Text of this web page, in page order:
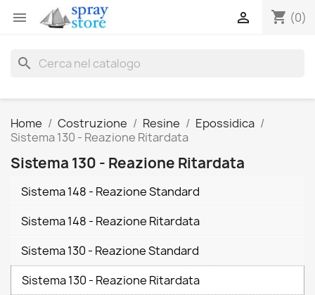
 shopping_cart (0)

search
Home Costruzione Resine
Epossidica
Sistema 130 - Reazione Ritardata
Sistema 130 - Reazione Ritardata
Sistema 148 - Reazione Standard
Sistema 148 - Reazione Ritardata
Sistema 130 - Reazione Standard
Sistema 130 - Reazione Ritardata